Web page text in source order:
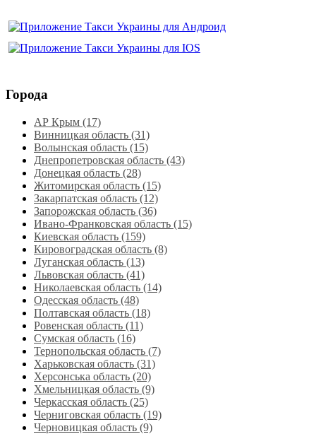
Города
АР Крым (17)
Винницкая область (31)
Волынская область (15)
Днепропетровская область‎ (43)
Донецкая область (28)
Житомирская область (15)
Закарпатская область (12)
Запорожская область (36)
Ивано-Франковская область (15)
Киевская область (159)
Кировоградская область (8)
Луганская область‎ (13)
Львовская область‎ (41)
Николаевская область‎ (14)
Одесская область‎ (48)
Полтавская область (18)
Ровенская область‎ (11)
Сумская область‎ (16)
Тернопольская область‎ (7)
Харьковская область‎ (31)
Херсонська область‎ (20)
Хмельницкая область‎ (9)
Черкасская область‎ (25)
Черниговская область (19)
Черновицкая область (9)